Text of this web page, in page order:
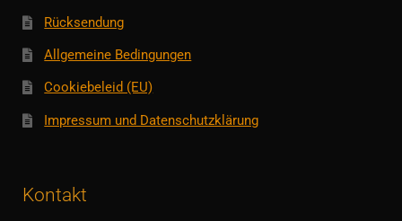
Rücksendung
Allgemeine Bedingungen
Cookiebeleid (EU)
Impressum und Datenschutzklärung
Kontakt